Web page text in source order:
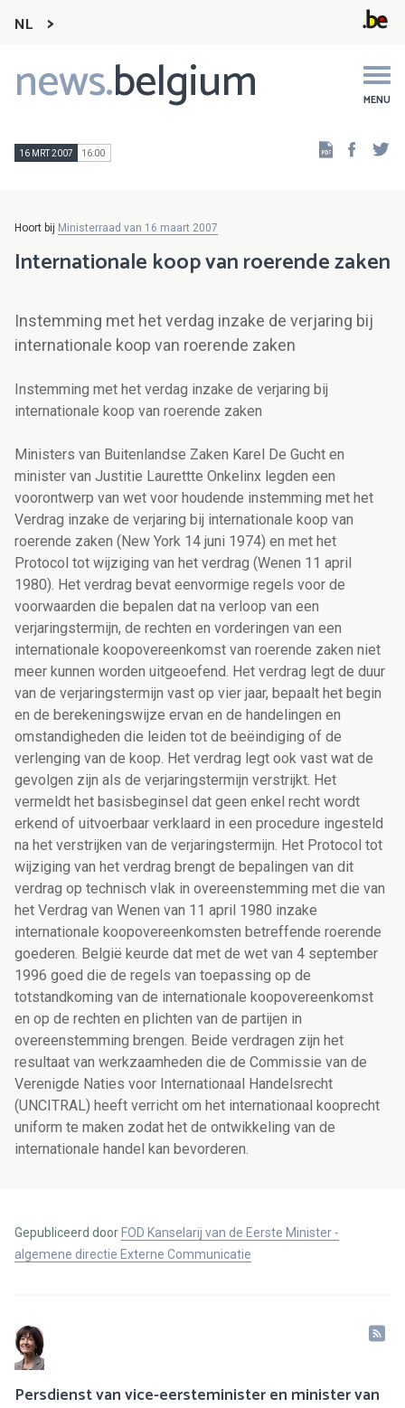
NL
news.belgium MENU
Main
navigation
16 MRT 2007 16:00
Hoort bij Ministerraad van 16 maart 2007
Internationale koop van roerende zaken
Instemming met het verdag inzake de verjaring bij
internationale koop van roerende zaken
Instemming met het verdag inzake de verjaring bij
internationale koop van roerende zaken
Ministers van Buitenlandse Zaken Karel De Gucht en
minister van Justitie Laurettte Onkelinx legden een
voorontwerp van wet voor houdende instemming met het
Verdrag inzake de verjaring bij internationale koop van
roerende zaken (New York 14 juni 1974) en met het
Protocol tot wijziging van het verdrag (Wenen 11 april
1980). Het verdrag bevat eenvormige regels voor de
voorwaarden die bepalen dat na verloop van een
verjaringstermijn, de rechten en vorderingen van een
internationale koopovereenkomst van roerende zaken niet
meer kunnen worden uitgeoefend. Het verdrag legt de duur
van de verjaringstermijn vast op vier jaar, bepaalt het begin
en de berekeningswijze ervan en de handelingen en
omstandigheden die leiden tot de beëindiging of de
verlenging van de koop. Het verdrag legt ook vast wat de
gevolgen zijn als de verjaringstermijn verstrijkt. Het
vermeldt het basisbeginsel dat geen enkel recht wordt
erkend of uitvoerbaar verklaard in een procedure ingesteld
na het verstrijken van de verjaringstermijn. Het Protocol tot
wijziging van het verdrag brengt de bepalingen van dit
verdrag op technisch vlak in overeenstemming met die van
het Verdrag van Wenen van 11 april 1980 inzake
internationale koopovereenkomsten betreffende roerende
goederen. België keurde dat met de wet van 4 september
1996 goed die de regels van toepassing op de
totstandkoming van de internationale koopovereenkomst
en op de rechten en plichten van de partijen in
overeenstemming brengen. Beide verdragen zijn het
resultaat van werkzaamheden die de Commissie van de
Verenigde Naties voor Internationaal Handelsrecht
(UNCITRAL) heeft verricht om het internationaal kooprecht
uniform te maken zodat het de ontwikkeling van de
internationale handel kan bevorderen.
Gepubliceerd door FOD Kanselarij van de Eerste Minister -
algemene directie Externe Communicatie
Persdienst van vice-eersteminister en minister van